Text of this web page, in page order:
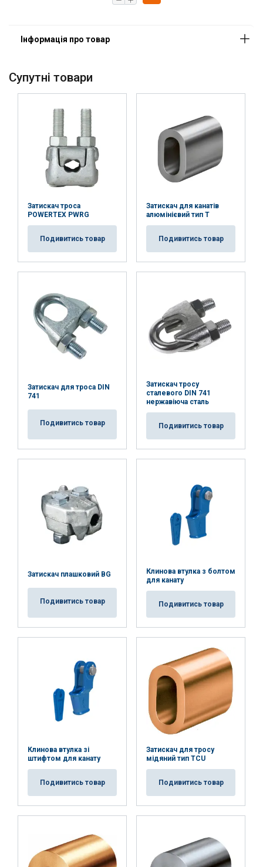
Cупутні товари
Затискач троса
POWERTEX PWRG
Подивитись товар
Затискач для канатів
алюмінієвий тип T
Подивитись товар
Затискач для троса DIN
741
Подивитись товар
Затискач тросу
сталевого DIN 741
нержавіюча сталь
Подивитись товар
Затискач плашковий BG
Подивитись товар
Клинова втулка з болтом
для канату
Подивитись товар
Клинова втулка зі
штифтом для канату
Подивитись товар
Затискач для тросу
мідяний тип TCU
Подивитись товар
Funkcjonalność
AKCEPTUJ WSZYSTKIE
ODRZUĆ WSZYSTKIE
POKAŻ SZCZEGÓŁY